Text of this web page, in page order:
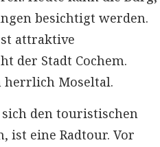
besichtigt werden.
attraktive
der Stadt Cochem.
herrlich Moseltal.
den touristischen
ist eine Radtour. Vor